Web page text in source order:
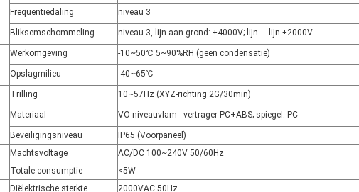
Frequentiedaling niveau 3
Bliksemschommeling niveau 3, lijn aan grond: ±4000V; lijn - - lijn ±2000V
Werkomgeving -10~50℃ 5~90%RH (geen condensatie)
Opslagmilieu -40~65℃
Trilling 10~57Hz (XYZ-richting 2G/30min)
Materiaal VO niveauvlam - vertrager PC+ABS; spiegel: PC
Beveiligingsniveau
IP65 (Voorpaneel)
Machtsvoltage
AC/DC 100~240V 50/60Hz
Totale consumptie
<5W
Diëlektrische sterkte
2000VAC 50Hz